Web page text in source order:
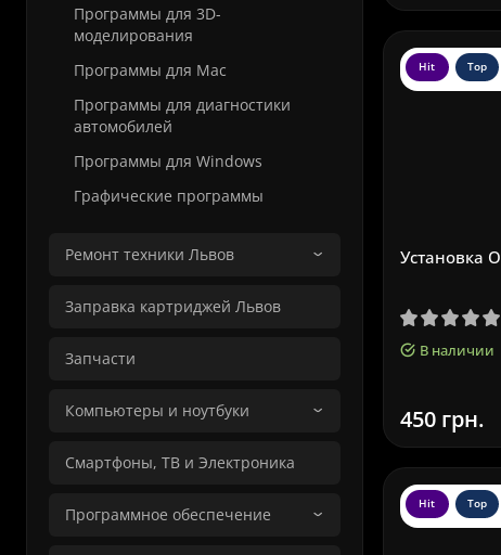
Программы для 3D-
моделирования
Программы для Mac
Программы для диагностики
автомобилей
Программы для Windows
Графические программы
Ремонт техники Львов
Заправка картриджей Львов
Запчасти
Компьютеры и ноутбуки
Смартфоны, ТВ и Электроника
Программное обеспечение
Hit Top
Установка
В наличии
450 грн.
Hit Top